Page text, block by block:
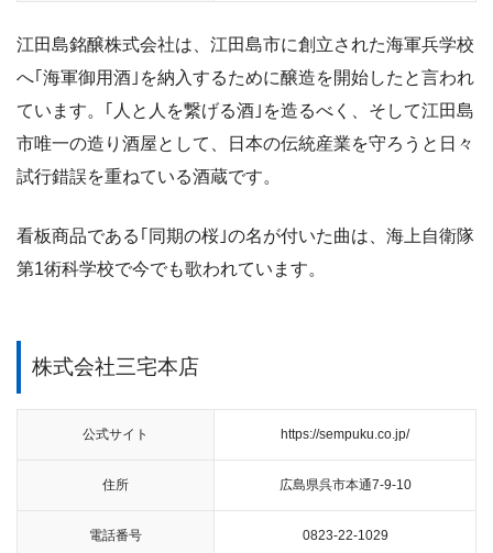
江田島銘醸株式会社は、 江田島市に創立された海軍兵学校
へ｢海軍御用酒｣を納入するために醸造を開始したと言われ
ています。
｢人と人を繋げる酒｣を造るべく、そして江田島
市唯一の造り酒屋として、日本の伝統産業を守ろうと日々
試行錯誤を重ねている酒蔵です。
看板商品である｢同期の桜｣の名が付いた曲は、海上自衛隊
第1術科学校で今でも歌われています。
株式会社三宅本店
公式サイト https://sempuku.co.jp/
住所 広島県呉市本通7-9-10
電話番号 0823-22-1029